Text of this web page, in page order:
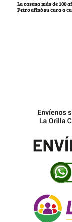
La casona más de 100
Petro afinó su cara a